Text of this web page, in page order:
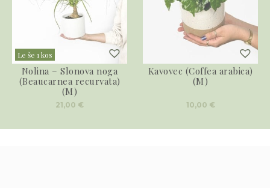
Le še 1 kos
Nolina – Slonova noga
(Beaucarnea recurvata)
(M)
21,00 €
Kavovec (Coffea arabica)
(M)
10,00 €